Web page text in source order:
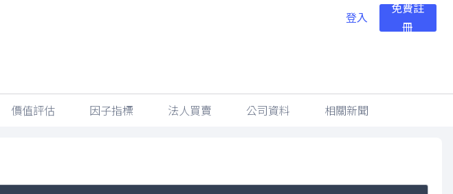
登入
免費註
冊
價值評估 因子指標 法人買賣 公司資料 相關新聞